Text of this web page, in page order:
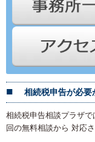
相続税申告が必
相続税申告相談プラザ
回の無料相談から 対応